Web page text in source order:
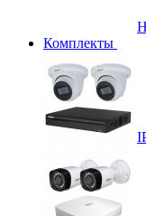
Комплекты